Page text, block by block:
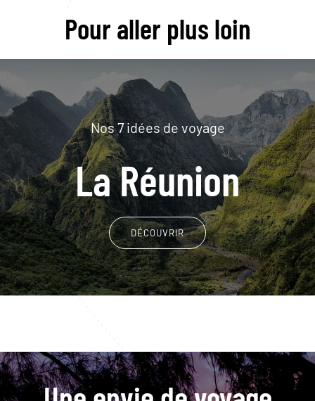
Pour aller plus loin
Nos 7 idées de voyage
La Réunion
DÉCOUVRIR